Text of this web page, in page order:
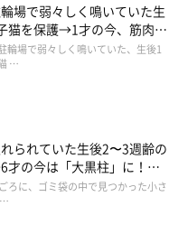
場で弱々しく鳴いていた生
猫を保護→1才の今、筋肉質
コに成長
輪場で弱々しく鳴いていた、生後1
…
られていた生後2〜3週齢の
才の今は「大黒柱」に！
成長した姿にグッとくる
ろに、ゴミ袋の中で見つかった小さ
…